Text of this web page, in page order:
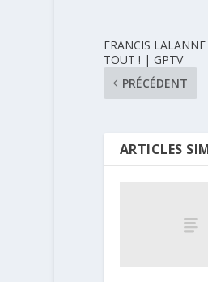
FRANCIS
TOUT ! | GPTV
PRÉCÉDENT
ARTICLES